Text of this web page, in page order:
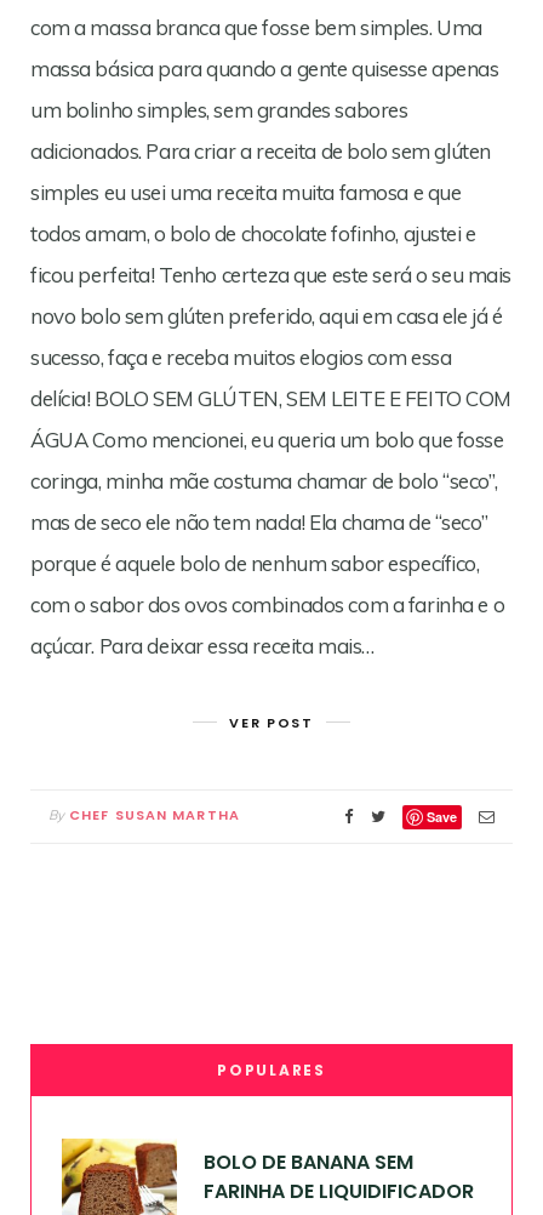
com a massa branca que fosse bem simples. Uma
massa básica para quando a gente quisesse apenas
um bolinho simples, sem grandes sabores
adicionados. Para criar a receita de bolo sem glúten
simples eu usei uma receita muita famosa e que
todos amam, o bolo de chocolate fofinho, ajustei e
ficou perfeita! Tenho certeza que este será o seu mais
novo bolo sem glúten preferido, aqui em casa ele já é
sucesso, faça e receba muitos elogios com essa
delícia! BOLO SEM GLÚTEN, SEM LEITE E FEITO COM
ÁGUA Como mencionei, eu queria um bolo que fosse
coringa, minha mãe costuma chamar de bolo “seco”,
mas de seco ele não tem nada! Ela chama de “seco”
porque é aquele bolo de nenhum sabor específico,
com o sabor dos ovos combinados com a farinha e o
açúcar. Para deixar essa receita mais…
VER POST
By CHEF SUSAN MARTHA Save
POPULARES
BOLO DE BANANA SEM
FARINHA DE LIQUIDIFICADOR